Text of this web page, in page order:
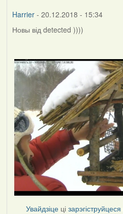
Harrier- 20.12.2018 - 15:34
Новы від detected ))))
Увайдзіце цізарэгіструйцеся